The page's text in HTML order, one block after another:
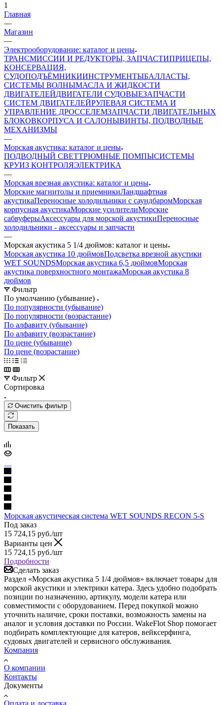
1
Главная
—
Магазин
—
Электрооборудование: каталог и цены
ТРАНСМИССИИ И РЕДУКТОРЫ, ЗАПЧАСТИПРИЦЕПЫ,
КОНСЕРВАЦИЯ,
СУДОПОДЪЁМНИКИИНСТРУМЕНТЫБАЛЛАСТЫ,
СИСТЕМЫ ВОЛНЫМАСЛА И ЖИДКОСТИ
ДВИГАТЕЛЕЙДВИГАТЕЛИ СУДОВЫЕЗАПЧАСТИ
СИСТЕМ ДВИГАТЕЛЕЙРУЛЕВАЯ СИСТЕМА И
УПРАВЛЕНИЕ ДРОССЕЛЕМЗАПЧАСТИ ДВИГАТЕЛЬНЫХ
БЛОКОВКОРПУСА И САЛОНЫВИНТЫ, ПОДВОДНЫЕ
МЕХАНИЗМЫ
—
Морская акустика: каталог и цены
ПОДВОДНЫЙ СВЕТТРЮМНЫЕ ПОМПЫСИСТЕМЫ
КРУИЗ КОНТРОЛЯЭЛЕКТРИКА
—
Морская врезная акустика: каталог и цены
Морские магнитолы и приемникиЛандшафтная
акустикаПереносные холодильники с саундбаромМорская
корпусная акустикаМорские усилителиМорские
сабвуферыАксессуары для морской акустикиПереносные
холодильники - аксессуары и запчасти
—
Морская акустика 5 1/4 дюймов: каталог и цены
Морская акустика 10 дюймовПодсветка врезной акустики
WET SOUNDSМорская акустика 6,5 дюймовМорская
акустика поверхностного монтажаМорская акустика 8
дюймов
Фильтр
По умолчанию (убывание)
По популярности (убывание)
По популярности (возрастание)
По алфавиту (убывание)
По алфавиту (возрастание)
По цене (убывание)
По цене (возрастание)
Фильтр
Сортировка
Очистить фильтр
Показать
Морская акустическая система WET SOUNDS RECON 5-S
Под заказ
15 724,15 руб./шт
Варианты цен
15 724,15 руб./шт
Подробности
Сделать заказ
Раздел «Морская акустика 5 1/4 дюймов» включает товары для
морской акустики и электрики катера. Здесь удобно подобрать
позиции по назначению, артикулу, модели катера или
совместимости с оборудованием. Перед покупкой можно
уточнить наличие, сроки поставки, возможность замены на
аналог и условия доставки по России. WakeFlot Shop помогает
подбирать комплектующие для катеров, вейксерфинга,
судовых двигателей и сервисного обслуживания.
Компания
О компании
Контакты
Документы
Оплата и доставка